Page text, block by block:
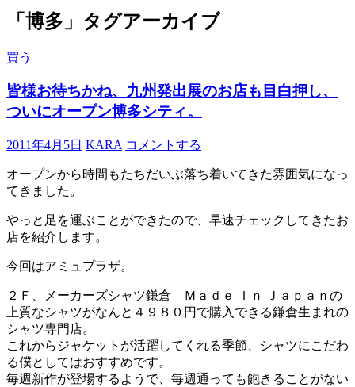
「博多」タグアーカイブ
買う
皆様お待ちかね、九州発出展のお店も目白押し、
ついにオープン博多シティ。
2011年4月5日 KARA コメントする
オープンから時間もたちだいぶ落ち着いてきた雰囲気になっ
てきました。
やっと足を運ぶことができたので、早速チェックしてきたお
店を紹介します。
今回はアミュプラザ。
２Ｆ、メーカーズシャツ鎌倉 Ｍａｄｅ Ｉｎ Ｊａｐａｎの
上質なシャツがなんと４９８０円で購入できる鎌倉生まれの
シャツ専門店。
これからジャケットが活躍してくれる季節、シャツにこだわ
る僕としてはおすすめです。
毎週新作が登場するようで、毎週通っても飽きることがない